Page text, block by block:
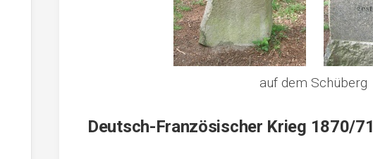
auf dem Schüberg
Deutsch-Französischer Krieg 1870/71